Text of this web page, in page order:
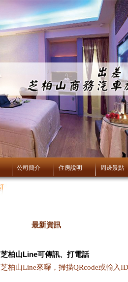
公司簡介 住房說明 周邊景點
最新資訊
芝柏山Line可傳訊、打電話
芝柏山Line來囉，掃描QRcode或輸入